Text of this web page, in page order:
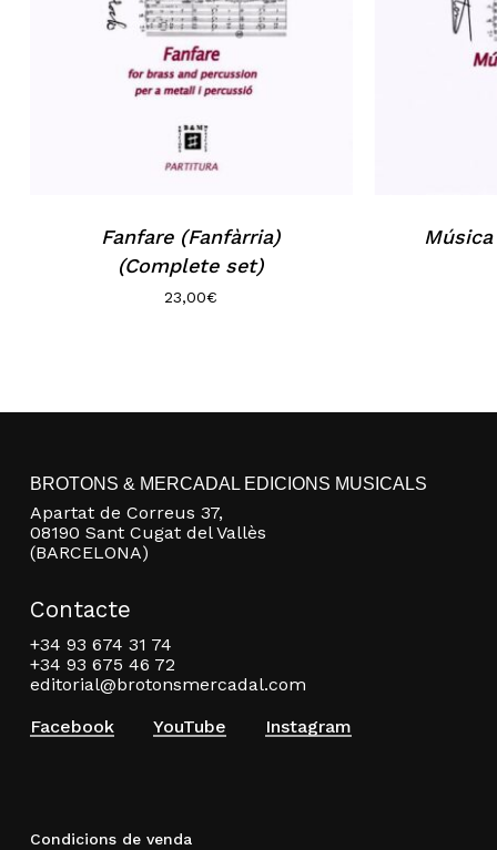
Fanfare (Fanfàrria)
(Complete set)
23,00€
BROTONS & MERCADAL EDICIONS MUSICALS
Apartat de Correus 37,
08190 Sant Cugat del Vallès
(BARCELONA)
Contacte
+34 93 674 31 74
+34 93 675 46 72
editorial@brotonsmercadal.com
Facebook
YouTube Instagram
Condicions de venda